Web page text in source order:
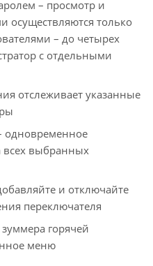
– просмотр и
осуществляются только
– до четырех
с отдельными
отслеживает указанные
выбранных
и отключайте
переключателя
горячей
меню